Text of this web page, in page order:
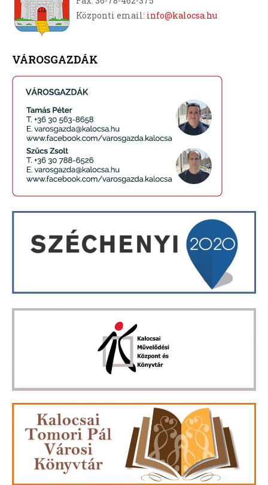
Központi email: info@kalocsa.hu
VÁROSGAZDÁK